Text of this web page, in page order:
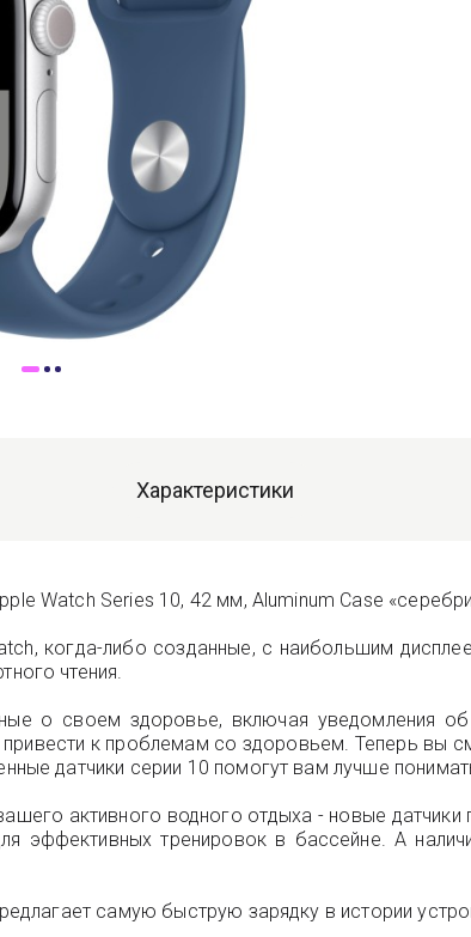
Характеристики
Watch Series 10, 42 мм, Aluminum Case
когда-либо созданные, с наибольшим
чтения.
о своем здоровье, включая уведомления
к проблемам со здоровьем. Теперь вы
датчики серии 10 помогут вам лучше
активного водного отдыха - новые
эффективных тренировок в бассейне. А
самую быструю зарядку в истории